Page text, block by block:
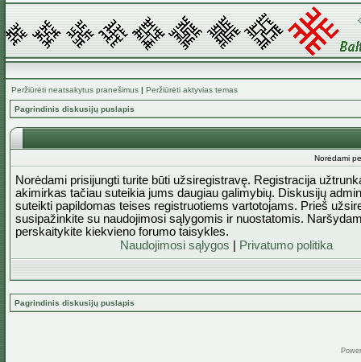
Peržiūrėti neatsakytus pranešimus | Peržiūrėti aktyvias temas
Pagrindinis diskusijų puslapis
Norėdami
Norėdami prisijungti turite būti užsiregistravę. Registracija
akimirkas tačiau suteikia jums daugiau galimybių. Diskusijų
suteikti papildomas teises registruotiems vartotojams. Prieš
susipažinkite su naudojimosi sąlygomis ir nuostatomis.
perskaitykite kiekvieno forumo taisykles.
Naudojimosi sąlygos
Privatumo politika
Pagrindinis diskusijų puslapis